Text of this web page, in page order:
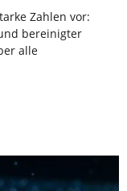
Zahlen vor:
bereinigter
alle